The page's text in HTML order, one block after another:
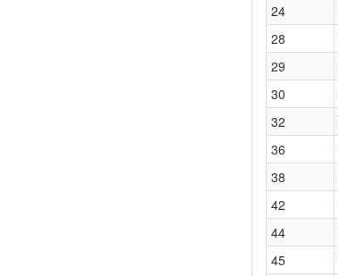
24
28
29
30
32
36
38
42
44
45